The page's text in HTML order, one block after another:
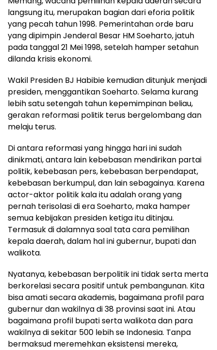
langsung itu, merupakan bagian dari eforia politik
yang pecah tahun 1998. Pemerintahan orde baru
yang dipimpin Jenderal Besar HM Soeharto, jatuh
pada tanggal 21 Mei 1998, setelah hamper setahun
dilanda krisis ekonomi.
Wakil Presiden BJ Habibie kemudian ditunjuk menjadi
presiden, menggantikan Soeharto. Selama kurang
lebih satu setengah tahun kepemimpinan beliau,
gerakan reformasi politik terus bergelombang dan
melaju terus.
Di antara reformasi yang hingga hari ini sudah
dinikmati, antara lain kebebasan mendirikan partai
politik, kebebasan pers, kebebasan berpendapat,
kebebasan berkumpul, dan lain sebagainya. Karena
actor-aktor politik kala itu adalah orang yang
pernah terisolasi di era Soeharto, maka hamper
semua kebijakan presiden ketiga itu ditinjau.
Termasuk di dalamnya soal tata cara pemilihan
kepala daerah, dalam hal ini gubernur, bupati dan
walikota.
Nyatanya, kebebasan berpolitik ini tidak serta merta
berkorelasi secara positif untuk pembangunan. Kita
bisa amati secara akademis, bagaimana profil para
gubernur dan wakilnya di 38 provinsi saat ini. Atau
bagaimana profil bupati serta walikota dan para
wakilnya di sekitar 500 lebih se Indonesia. Tanpa
bermaksud meremehkan eksistensi mereka,